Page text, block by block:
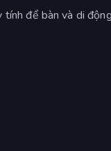
để bàn và di